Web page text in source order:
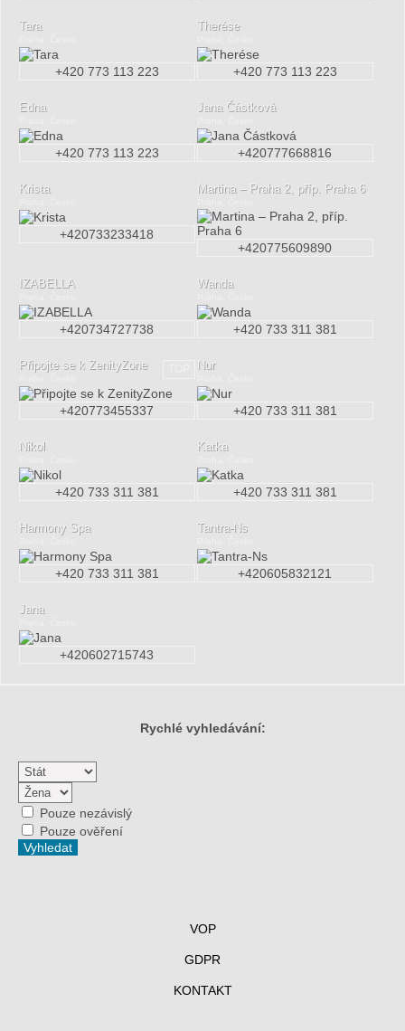
Tara
+420 773 113 223
Therése
+420 773 113 223
Edna
+420 773 113 223
Jana Částková
+420777668816
Krista
+420733233418
Martina – Praha 2, příp. Praha 6
+420775609890
IZABELLA
+420734727738
Wanda
+420 733 311 381
Připojte se k ZenityZone
+420773455337
Nur
+420 733 311 381
Nikol
+420 733 311 381
Katka
+420 733 311 381
Harmony Spa
+420 733 311 381
Tantra-Ns
+420605832121
Jana
+420602715743
Rychlé vyhledávání:
Pouze nezávislý
Pouze ověření
VOP
GDPR
KONTAKT